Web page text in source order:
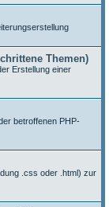
Themen)
Erstellung einer
betroffenen PHP-
.css oder .html) zur